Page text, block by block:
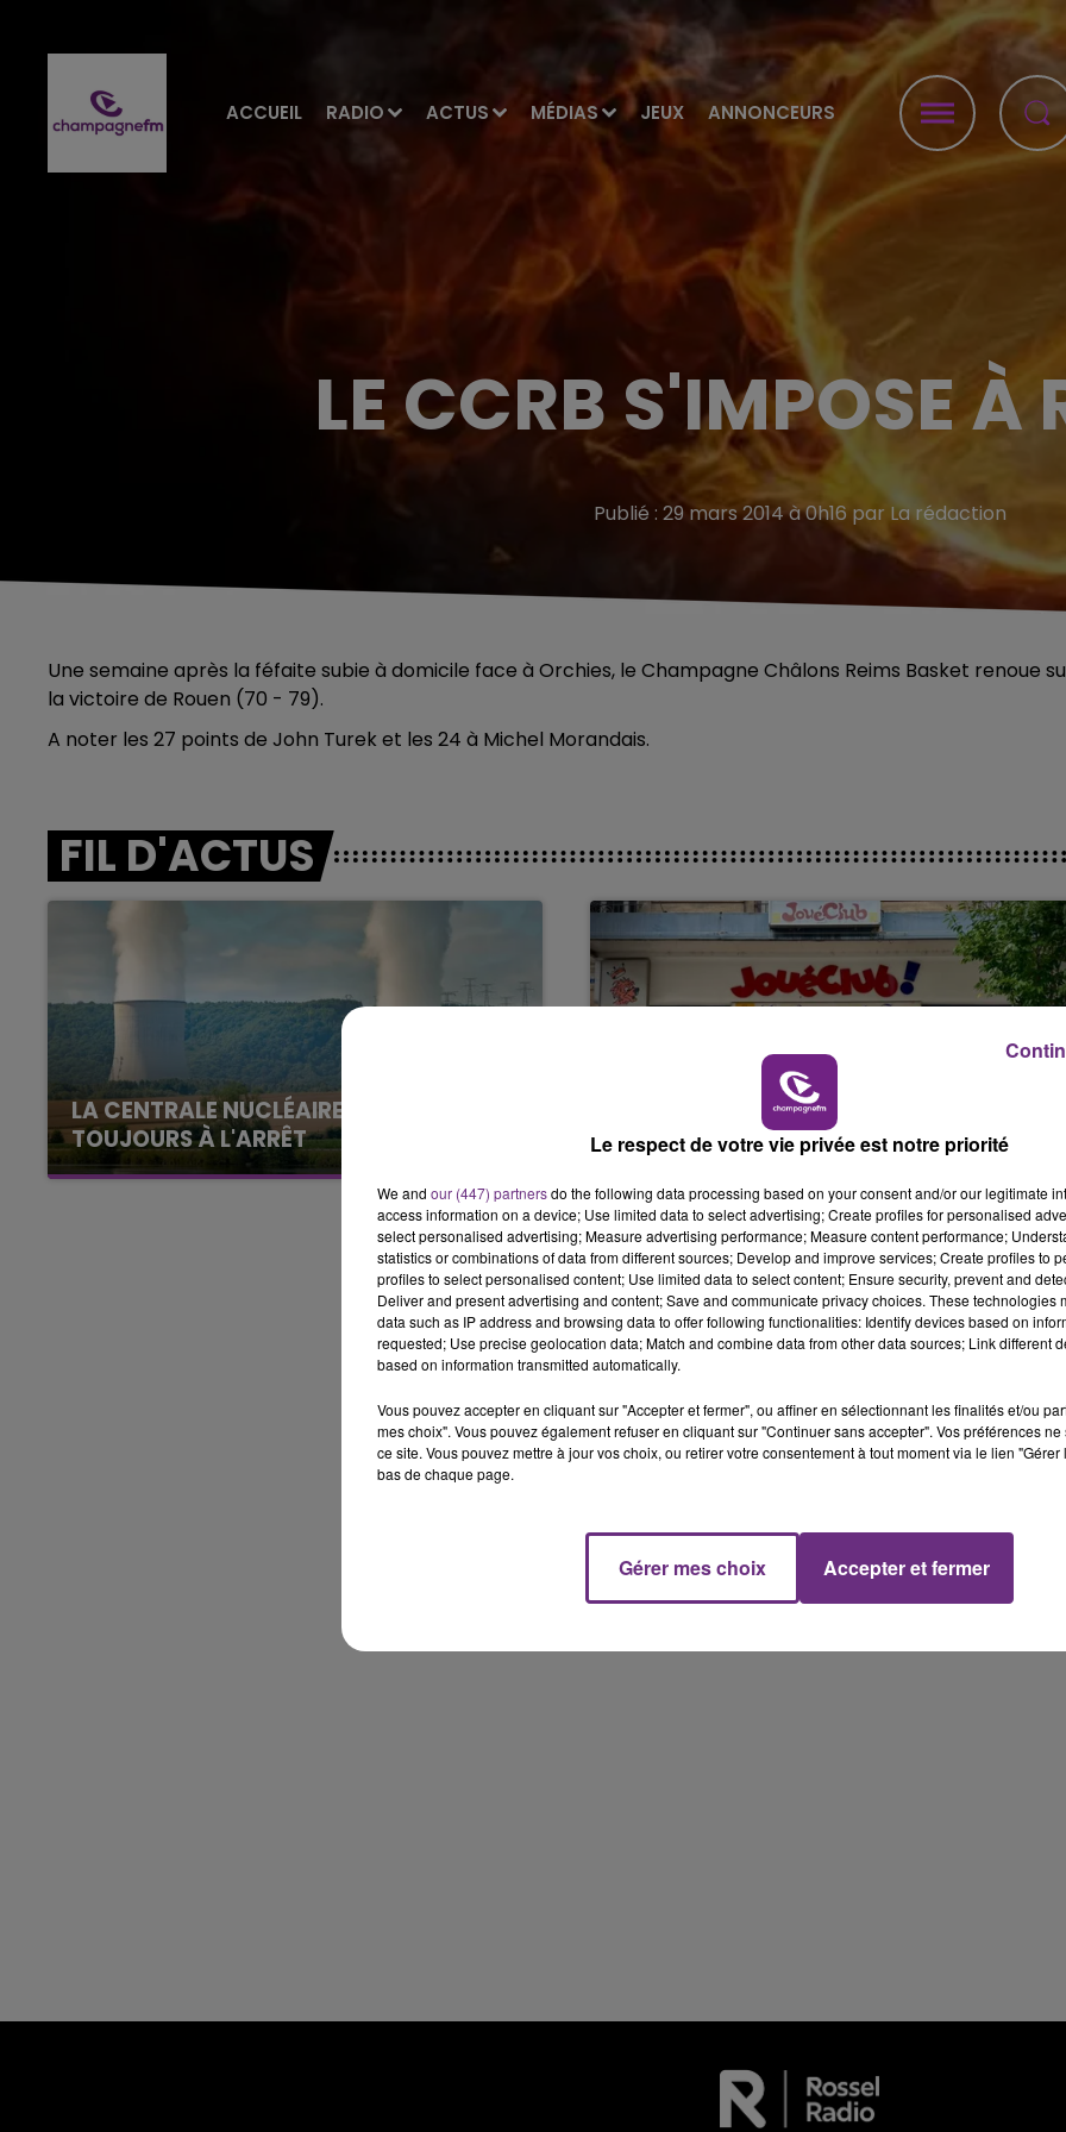
ACCUEIL RADIO ACTUS MÉDIAS JEUX ANNONCEURS
7h00 - 11h00
BEST OF
11h00 - 16h00
LE WEEK-END CHAMPAGNE FM
LE CCRB S'IMPOSE À
Publié : 29 mars 2014 à 0h16 par La rédaction
Une semaine après la féfaite subie à domicile face à Orchies, le Champagne Châlons Reims Basket renoue
la victoire de Rouen (70 - 79).
A noter les 27 points de John Turek et les 24 à Michel Morandais.
FIL D'ACTUS
LA CENTRALE NUCLÉAIRE DE CHOOZ
TOUJOURS À L'ARRÊT
Cela fait déjà une semaine que la centrale
nucléaire ardennaise est à l'arrêt. Une situation
justifiée par la sécheresse intense qui est
LE MAGASIN JOUÉCLUB DE REIMS FERME
SES PORTES
rémois. Le magasin JouéClub est contraint de
fermer ses portes.
7h00 - 11h00
BEST OF
Le respect de votre vie privée est notre priorité
We and our (447) partnersdo the following data processing based on your consent and/or our legitimate
access information on a device; Use limited data to select advertising; Create profiles for personalised
select personalised advertising; Measure advertising performance; Measure content performance;
statistics or combinations of data from different sources; Develop and improve services; Create profiles to
profiles to select personalised content; Use limited data to select content; Ensure security, prevent and
Deliver and present advertising and content; Save and communicate privacy choices. These technologies
data such as IP address and browsing data to offer following functionalities: Identify devices based on
requested; Use precise geolocation data; Match and combine data from other data sources; Link different
based on information transmitted automatically.
Vous pouvez accepter en cliquant sur "Accepter et fermer", ou affiner en sélectionnant les finalités et/ou
mes choix". Vous pouvez également refuser en cliquant sur "Continuer sans accepter". Vos préférences
ce site. Vous pouvez mettre à jour vos choix, ou retirer votre consentement à tout moment via le lien
bas de chaque page.
Gérer mes choix Accepter et fermer